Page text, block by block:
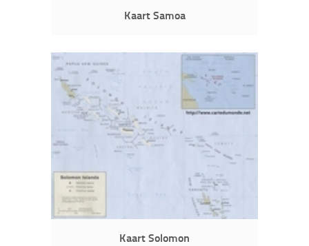
Kaart Samoa
Kaart Solomon